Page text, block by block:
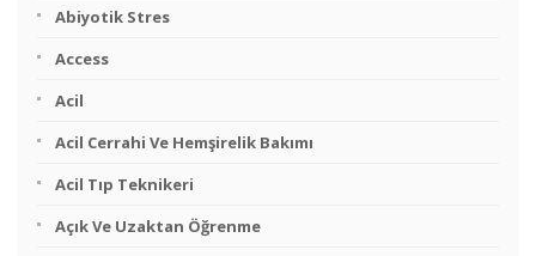
Abiyotik Stres
Access
Acil
Acil Cerrahi Ve Hemşirelik Bakımı
Acil Tıp Teknikeri
Açık Ve Uzaktan Öğrenme